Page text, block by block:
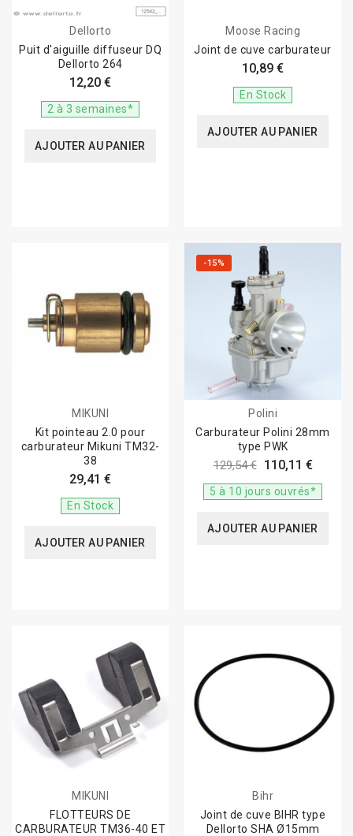
Dellorto
Puit d'aiguille diffuseur DQ
Dellorto 264
12,20 €
2 à 3 semaines*
AJOUTER AU PANIER
Moose Racing
Joint de cuve carburateur
10,89 €
En Stock
AJOUTER AU PANIER
MIKUNI
Kit pointeau 2.0 pour
carburateur Mikuni TM32-
38
29,41 €
En Stock
AJOUTER AU PANIER
-15%
Polini
Carburateur Polini 28mm
type PWK
129,54 € 110,11 €
5 à 10 jours ouvrés*
AJOUTER AU PANIER
MIKUNI
FLOTTEURS DE
CARBURATEUR TM36-40 ET
Bihr
Joint de cuve BIHR type
Dellorto SHA Ø15mm